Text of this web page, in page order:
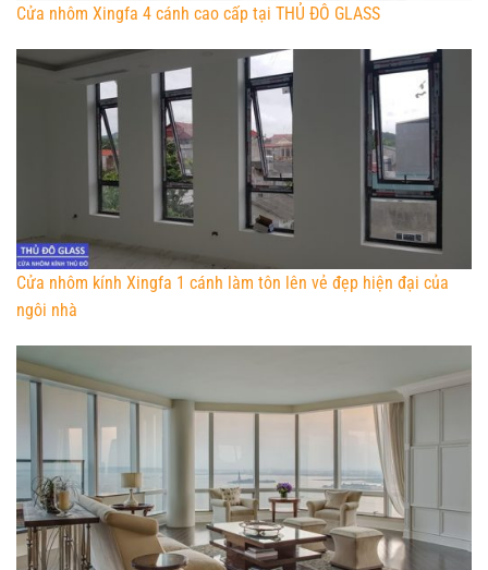
Cửa nhôm Xingfa 4 cánh cao cấp tại THỦ ĐÔ GLASS
Cửa nhôm kính Xingfa 1 cánh làm tôn lên vẻ đẹp hiện đại của
ngôi nhà